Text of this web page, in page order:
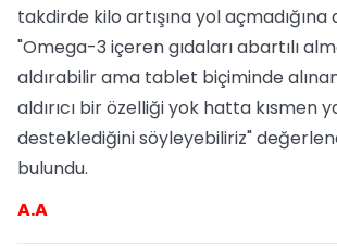
takdirde kilo artışına yol
"Omega-3 içeren gıdaları abartılı
aldırabilir ama tablet biçiminde
aldırıcı bir özelliği yok hatta kısmen
desteklediğini söyleyebiliriz"
bulundu.
A.A